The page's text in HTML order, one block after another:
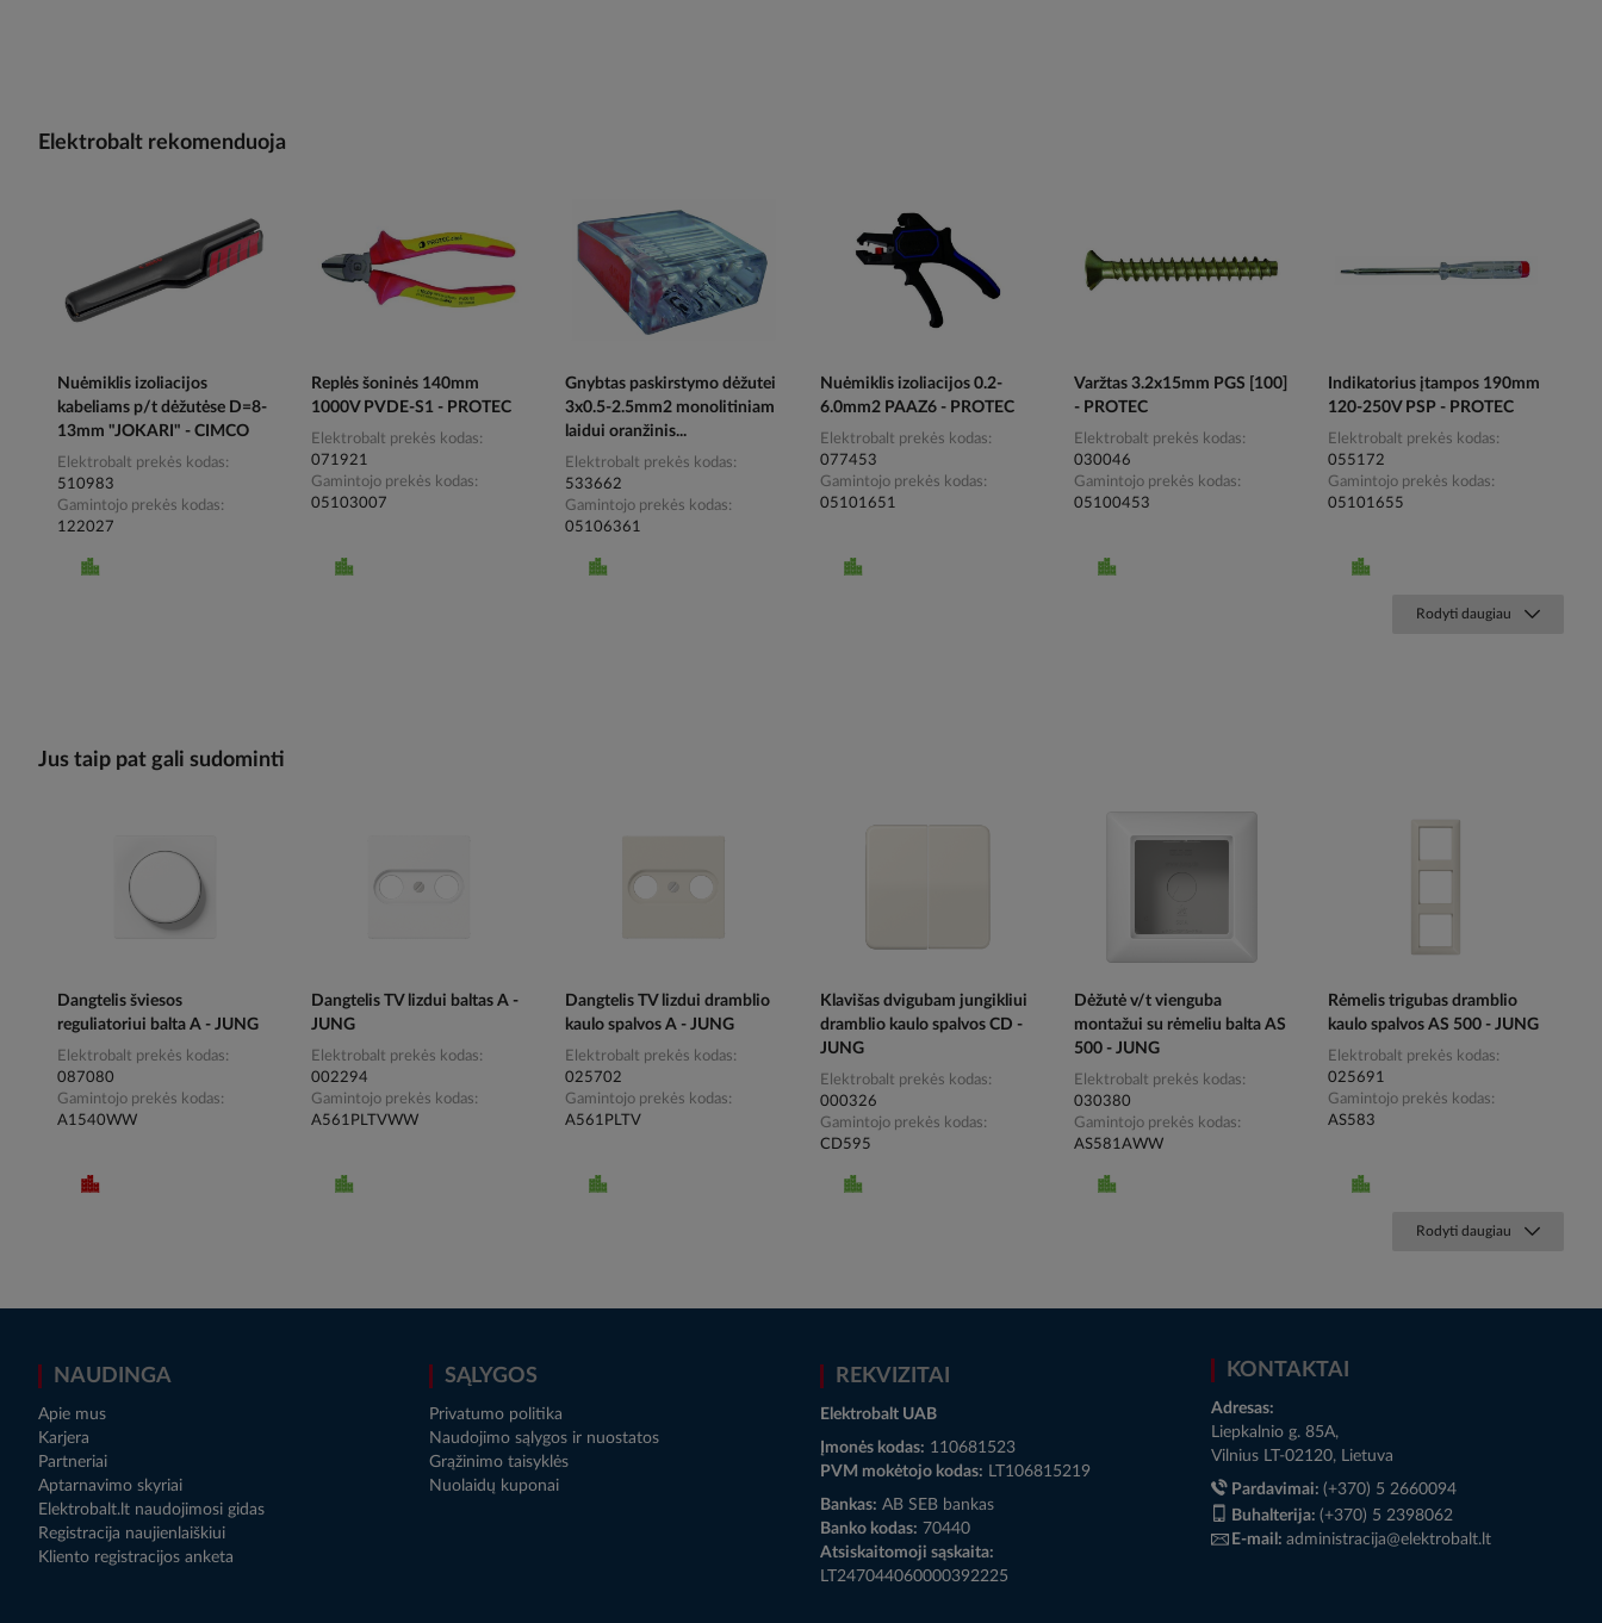
Elektrobalt rekomenduoja
Nuėmiklis izoliacijos
kabeliams p/t dėžutėse D=8-
13mm "JOKARI" - CIMCO
Elektrobalt prekės kodas
510983
Gamintojo prekės kodas
122027
Replės šoninės 140mm
1000V PVDE-S1 - PROTEC
Elektrobalt prekės kodas
071921
Gamintojo prekės kodas
05103007
Gnybtas paskirstymo dėžutei
3x0.5-2.5mm2 monolitiniam
laidui oranžinis...
Elektrobalt prekės kodas
533662
Gamintojo prekės kodas
05106361
Nuėmiklis izoliacijos 0.2-
6.0mm2 PAAZ6 - PROTEC
Elektrobalt prekės kodas
077453
Gamintojo prekės kodas
05101651
Varžtas 3.2x15mm PGS [100]
- PROTEC
Elektrobalt prekės kodas
030046
Gamintojo prekės kodas
05100453
Indikatorius įtampos 190mm
120-250V PSP - PROTEC
Elektrobalt prekės kodas
055172
Gamintojo prekės kodas
05101655
Rodyti daugiau
Jus taip pat gali sudominti
Dangtelis šviesos
reguliatoriui balta A - JUNG
Elektrobalt prekės kodas
087080
Gamintojo prekės kodas
A1540WW
Dangtelis TV lizdui baltas A -
JUNG
Elektrobalt prekės kodas
002294
Gamintojo prekės kodas
A561PLTVWW
Dangtelis TV lizdui dramblio
kaulo spalvos A - JUNG
Elektrobalt prekės kodas
025702
Gamintojo prekės kodas
A561PLTV
Klavišas dvigubam jungikliui
dramblio kaulo spalvos CD -
JUNG
Elektrobalt prekės kodas
000326
Gamintojo prekės kodas
CD595
Dėžutė v/t vienguba
montažui su rėmeliu balta AS
500 - JUNG
Elektrobalt prekės kodas
030380
Gamintojo prekės kodas
AS581AWW
Rėmelis trigubas dramblio
kaulo spalvos AS 500 - JUNG
Elektrobalt prekės kodas
025691
Gamintojo prekės kodas
AS583
Rodyti daugiau
NAUDINGA
Apie mus
Karjera
Partneriai
Aptarnavimo skyriai
Elektrobalt.lt naudojimosi gidas
Registracija naujienlaiškiui
Kliento registracijos anketa
SĄLYGOS
Privatumo politika
Naudojimo sąlygos ir nuostatos
Grąžinimo taisyklės
Nuolaidų kuponai
REKVIZITAI
Elektrobalt UAB
Įmonės kodas: 110681523
PVM mokėtojo kodas: LT106815219
Bankas: AB SEB bankas
Banko kodas: 70440
Atsiskaitomoji sąskaita:
LT247044060000392225
KONTAKTAI
Adresas:
Liepkalnio g. 85A,
Vilnius LT-02120, Lietuva
Pardavimai: (+370) 5 2660094
Buhalterija: (+370) 5 2398062
E-mail: administracija@elektrobalt.lt